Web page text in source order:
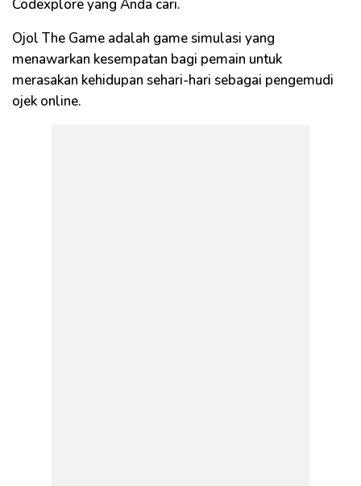
Codexplore yang Anda cari.
Ojol The Game adalah game simulasi yang
menawarkan kesempatan bagi pemain untuk
merasakan kehidupan sehari-hari sebagai pengemudi
ojek online.